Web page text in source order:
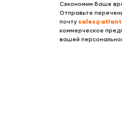
Сэкономим Ваше
Отправьте
почту
коммерческое
вашей